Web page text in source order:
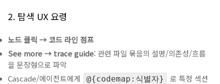
2. 탐색 UX 요령
노드 클릭 → 코드 라인 점프
See more → trace guide: 관련 파일 묶음의 설명/의존성/흐름
을 문장형으로 파악
Cascade/에이전트에게
@{codemap:식별자}
로 특정 섹션